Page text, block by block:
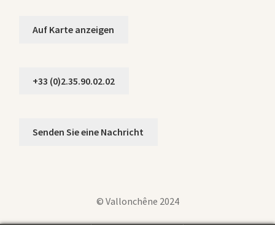
Auf Karte anzeigen
+33 (0)2.35.90.02.02
Senden Sie eine Nachricht
© Vallonchêne 2024